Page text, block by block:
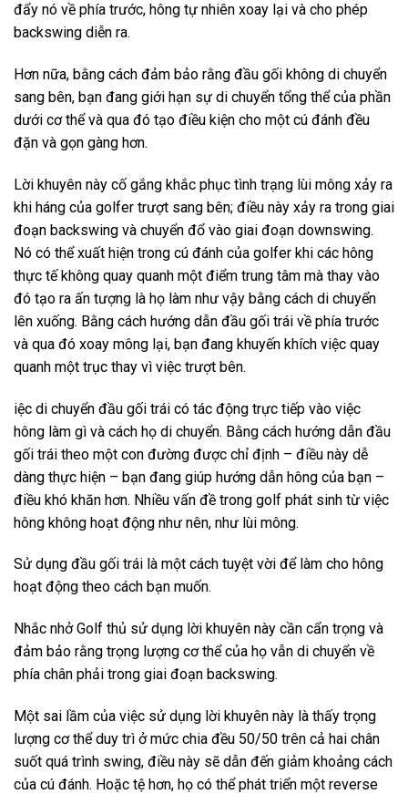
đẩy nó về phía trước, hông tự nhiên xoay lại và cho phép
backswing diễn ra.
Hơn nữa, bằng cách đảm bảo rằng đầu gối không di chuyển
sang bên, bạn đang giới hạn sự di chuyển tổng thể của phần
dưới cơ thể và qua đó tạo điều kiện cho một cú đánh đều
đặn và gọn gàng hơn.
Lời khuyên này cố gắng khắc phục tình trạng lùi mông xảy ra
khi háng của golfer trượt sang bên; điều này xảy ra trong giai
đoạn backswing và chuyển đổ vào giai đoạn downswing.
Nó có thể xuất hiện trong cú đánh của golfer khi các hông
thực tế không quay quanh một điểm trung tâm mà thay vào
đó tạo ra ấn tượng là họ làm như vậy bằng cách di chuyển
lên xuống. Bằng cách hướng dẫn đầu gối trái về phía trước
và qua đó xoay mông lại, bạn đang khuyến khích việc quay
quanh một trục thay vì việc trượt bên.
iệc di chuyển đầu gối trái có tác động trực tiếp vào việc
hông làm gì và cách họ di chuyển. Bằng cách hướng dẫn đầu
gối trái theo một con đường được chỉ định – điều này dễ
dàng thực hiện – bạn đang giúp hướng dẫn hông của bạn –
điều khó khăn hơn. Nhiều vấn đề trong golf phát sinh từ việc
hông không hoạt động như nên, như lùi mông.
Sử dụng đầu gối trái là một cách tuyệt vời để làm cho hông
hoạt động theo cách bạn muốn.
Nhắc nhở Golf thủ sử dụng lời khuyên này cần cẩn trọng và
đảm bảo rằng trọng lượng cơ thể của họ vẫn di chuyển về
phía chân phải trong giai đoạn backswing.
Một sai lầm của việc sử dụng lời khuyên này là thấy trọng
lượng cơ thể duy trì ở mức chia đều 50/50 trên cả hai chân
suốt quá trình swing, điều này sẽ dẫn đến giảm khoảng cách
của cú đánh. Hoặc tệ hơn, họ có thể phát triển một reverse